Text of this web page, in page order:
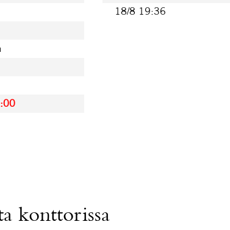
18/8 19:36
konttorissa